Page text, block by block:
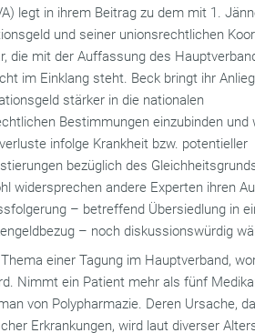
legt in ihrem Beitrag zu dem mit 1.
und seiner unionsrechtlichen
die mit der Auffassung des
im Einklang steht. Beck bringt ihr
stärker in die nationalen
Bestimmungen einzubinden und
infolge Krankheit bzw. potentieller
bezüglich des
widersprechen andere Experten ihren
– betreffend Übersiedlung in
– noch diskussionswürdig
einer Tagung im Hauptverband,
Nimmt ein Patient mehr als fünf
von Polypharmazie. Deren Ursache,
Erkrankungen, wird laut diverser